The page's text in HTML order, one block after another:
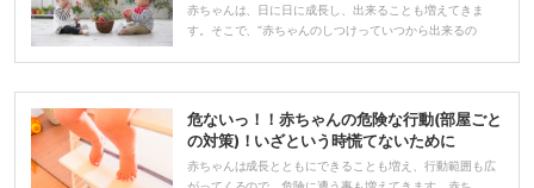
赤ちゃんは、日に日に成長し、出来ることも増えてきま
す。そこで、“赤ちゃんのしつけっていつから出来るの
危ないっ！！赤ちゃんの危険な行動(部屋ごと
の対策)！いざという時慌てないために
赤ちゃんは成長とともにできることも増え、行動範囲も広